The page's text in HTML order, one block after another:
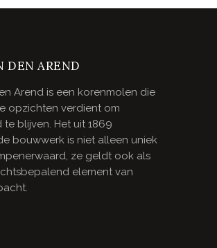
DEN AREND
Arend is een korenmolen die
opzichten verdient om
te blijven. Het uit 1869
bouwwerk is niet alleen uniek
ze geldt ook als
element van